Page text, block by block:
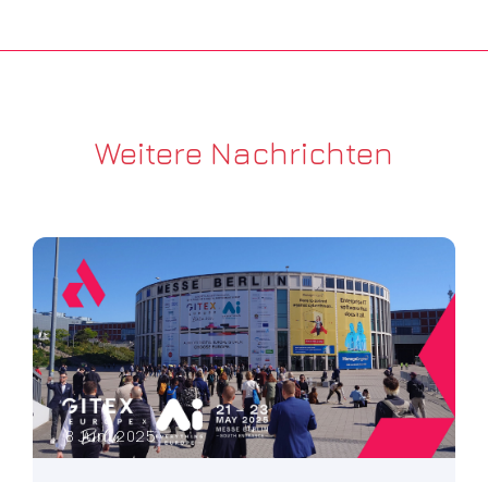
Weitere Nachrichten
8 Juni 2025